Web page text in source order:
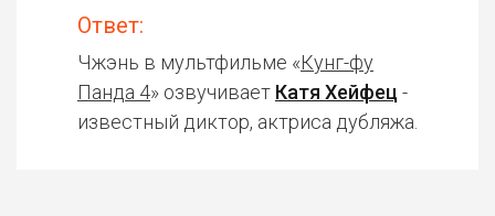
Ответ:
Чжэнь в мультфильме «Кунг-фу
Панда 4» озвучивает Катя Хейфец -
известный диктор, актриса дубляжа.